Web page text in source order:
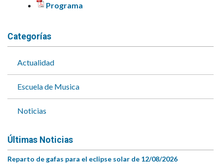
Programa
Categorías
Actualidad
Escuela de Musica
Noticias
Últimas Noticias
Reparto de gafas para el eclipse solar de 12/08/2026